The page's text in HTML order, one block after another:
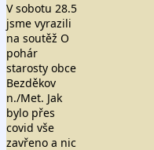
V sobotu 28.5
jsme vyrazili
na soutěž O
pohár
starosty obce
Bezděkov
n./Met. Jak
bylo přes
covid vše
zavřeno a nic